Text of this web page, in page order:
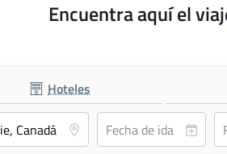
Encuentra aquí el
Hoteles